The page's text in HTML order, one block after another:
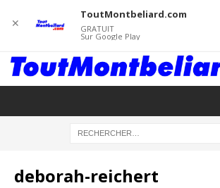
deborah-reichert
✕
ToutMontbeliard.com
GRATUIT
Sur Google Play